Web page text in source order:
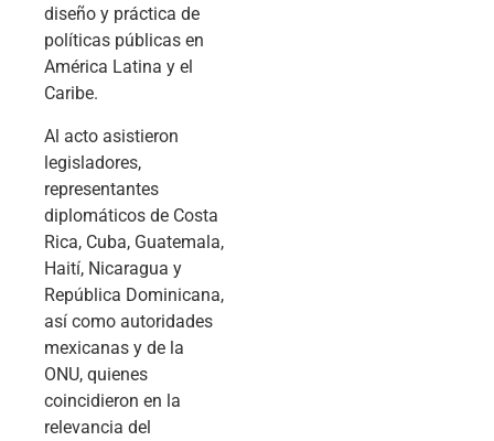
diseño y práctica de
políticas públicas en
América Latina y el
Caribe.
Al acto asistieron
legisladores,
representantes
diplomáticos de Costa
Rica, Cuba, Guatemala,
Haití, Nicaragua y
República Dominicana,
así como autoridades
mexicanas y de la
ONU, quienes
coincidieron en la
relevancia del